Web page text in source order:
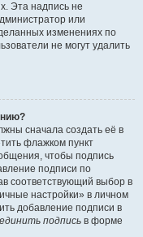
Эта надпись не
или
изменениях по
не могут удалить
сначала создать её в
флажком пункт
чтобы подпись
подписи по
соответствующий выбор в
настройки» в личном
добавление подписи в
подпись в форме